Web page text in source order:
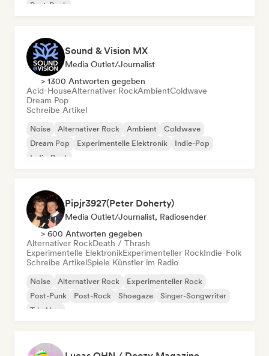
Post-Rock
Sound & Vision MX
Media Outlet/Journalist
> 1300 Antworten gegeben
Acid-HouseAlternativer RockAmbientColdwave
Dream Pop
Schreibe Artikel
Noise Alternativer Rock Ambient
Coldwave
Dream Pop
Experimentelle Elektronik
Indie-Pop
Indie-Rock
Pipjr3927(Peter Doherty)
Media Outlet/Journalist, Radiosender
> 600 Antworten gegeben
Alternativer RockDeath / Thrash
Experimentelle ElektronikExperimenteller RockIndie-Folk
Schreibe ArtikelSpiele Künstler im Radio
Noise Alternativer Rock
Experimenteller Rock
Post-Punk
Post-Rock Shoegaze
Singer-Songwriter
Trip Hop